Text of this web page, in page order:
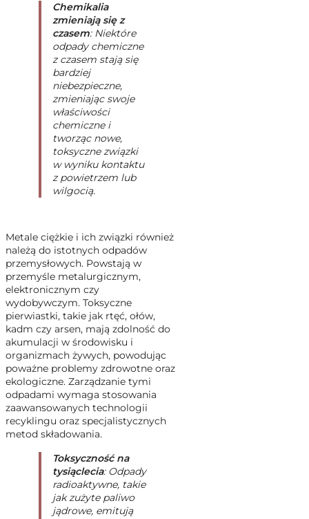
Chemikalia
zmieniają się z
czasem: Niektóre
odpady chemiczne
z czasem stają się
bardziej
niebezpieczne,
zmieniając swoje
właściwości
chemiczne i
tworząc nowe,
toksyczne związki
w wyniku kontaktu
z powietrzem lub
wilgocią.
Metale ciężkie i ich związki również
należą do istotnych odpadów
przemysłowych. Powstają w
przemyśle metalurgicznym,
elektronicznym czy
wydobywczym. Toksyczne
pierwiastki, takie jak rtęć, ołów,
kadm czy arsen, mają zdolność do
akumulacji w środowisku i
organizmach żywych, powodując
poważne problemy zdrowotne oraz
ekologiczne. Zarządzanie tymi
odpadami wymaga stosowania
zaawansowanych technologii
recyklingu oraz specjalistycznych
metod składowania.
Toksyczność na
tysiąclecia: Odpady
radioaktywne, takie
jak zużyte paliwo
jądrowe, emitują